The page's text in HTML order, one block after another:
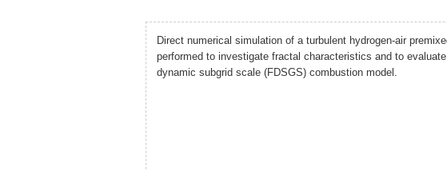
Direct numerical simulation of a turbulent hydrogen-air
performed to investigate fractal characteristics and to
dynamic subgrid scale (FDSGS) combustion model.